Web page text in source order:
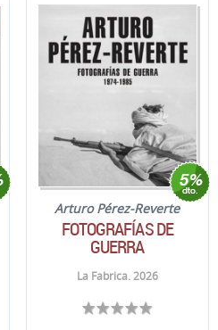
Arturo Pérez-Reverte
FOTOGRAFÍAS DE
GUERRA
La Fabrica. 2026